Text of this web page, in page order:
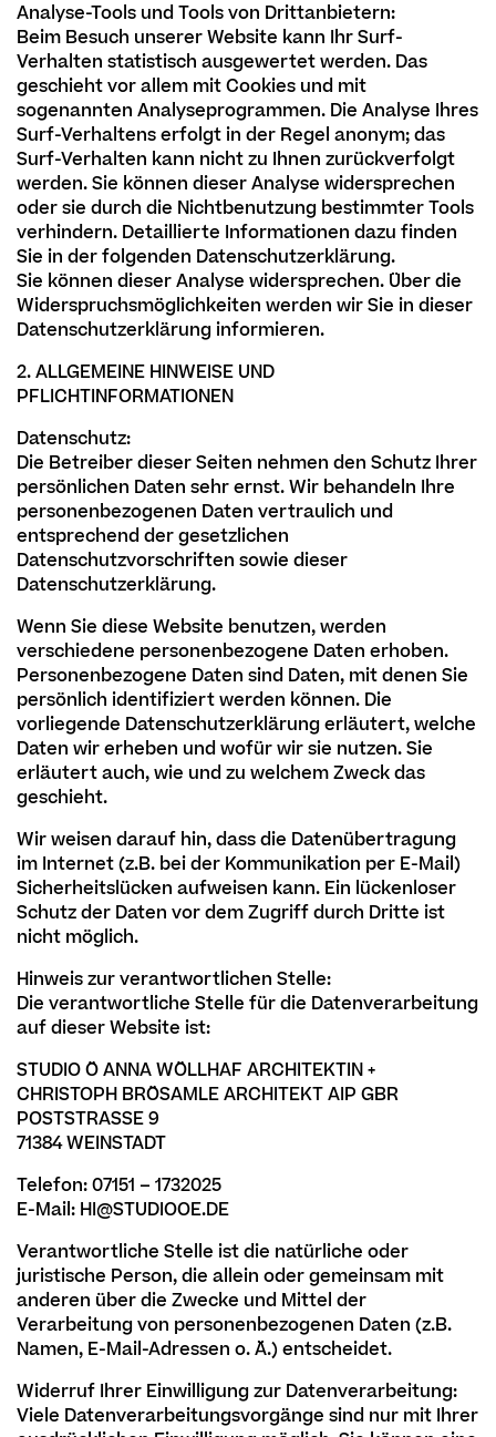
Analyse-Tools und Tools von Drittanbietern:
Beim Besuch unserer Website kann Ihr Surf-
Verhalten statistisch ausgewertet werden. Das
geschieht vor allem mit Cookies und mit
sogenannten Analyseprogrammen. Die Analyse Ihres
Surf-Verhaltens erfolgt in der Regel anonym; das
Surf-Verhalten kann nicht zu Ihnen zurückverfolgt
werden. Sie können dieser Analyse widersprechen
oder sie durch die Nichtbenutzung bestimmter Tools
verhindern. Detaillierte Informationen dazu finden
Sie in der folgenden Datenschutzerklärung.
Sie können dieser Analyse widersprechen. Über die
Widerspruchsmöglichkeiten werden wir Sie in dieser
Datenschutzerklärung informieren.
2. ALLGEMEINE HINWEISE UND
PFLICHTINFORMATIONEN
Datenschutz:
Die Betreiber dieser Seiten nehmen den Schutz Ihrer
persönlichen Daten sehr ernst. Wir behandeln Ihre
personenbezogenen Daten vertraulich und
entsprechend der gesetzlichen
Datenschutzvorschriften sowie dieser
Datenschutzerklärung.
Wenn Sie diese Website benutzen, werden
verschiedene personenbezogene Daten erhoben.
Personenbezogene Daten sind Daten, mit denen Sie
persönlich identifiziert werden können. Die
vorliegende Datenschutzerklärung erläutert, welche
Daten wir erheben und wofür wir sie nutzen. Sie
erläutert auch, wie und zu welchem Zweck das
geschieht.
Wir weisen darauf hin, dass die Datenübertragung
im Internet (z.B. bei der Kommunikation per E-Mail)
Sicherheitslücken aufweisen kann. Ein lückenloser
Schutz der Daten vor dem Zugriff durch Dritte ist
nicht möglich.
Hinweis zur verantwortlichen Stelle:
Die verantwortliche Stelle für die Datenverarbeitung
auf dieser Website ist:
STUDIO Ö ANNA WÖLLHAF ARCHITEKTIN +
CHRISTOPH BRÖSAMLE ARCHITEKT AIP GBR
POSTSTRASSE 9
71384 WEINSTADT
Telefon: 07151 – 1732025
E-Mail: HI@STUDIOOE.DE
Verantwortliche Stelle ist die natürliche oder
juristische Person, die allein oder gemeinsam mit
anderen über die Zwecke und Mittel der
Verarbeitung von personenbezogenen Daten (z.B.
Namen, E-Mail-Adressen o. Ä.) entscheidet.
Widerruf Ihrer Einwilligung zur Datenverarbeitung:
Viele Datenverarbeitungsvorgänge sind nur mit Ihrer